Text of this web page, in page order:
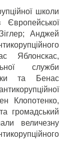
школи
Анджей
Яблонскас,
служби
та Бенас
Клопотенко,
громадський
величезну